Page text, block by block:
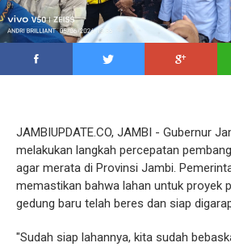
JAMBIUPDATE.CO, JAMBI - Gubernur
melakukan langkah percepatan
agar merata di Provinsi Jambi.
memastikan bahwa lahan untuk proyek
gedung baru telah beres dan siap
"Sudah siap lahannya, kita sudah